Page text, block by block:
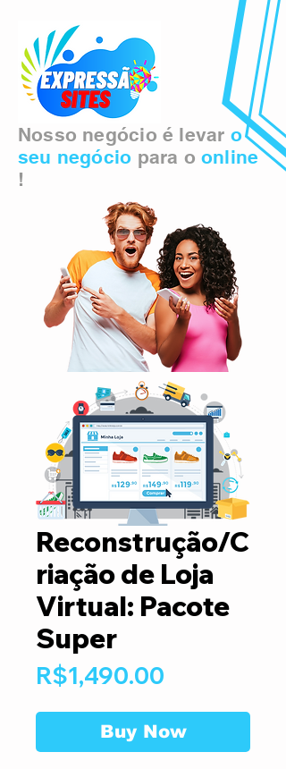
Nosso negócio é levar o
seu negócio para o online
!
Reconstrução/C
riação de Loja
Virtual: Pacote
Super
R$1,490.00
Buy Now